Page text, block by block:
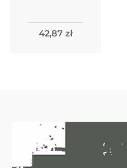
42,87 zł